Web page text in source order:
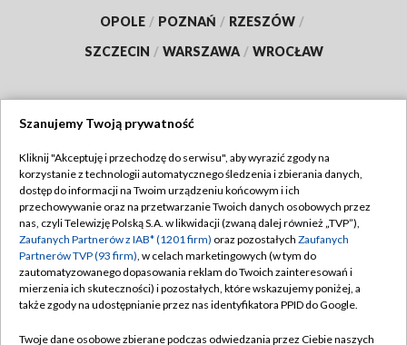
OPOLE / POZNAŃ / RZESZÓW /
SZCZECIN / WARSZAWA / WROCŁAW
TVP
Abonament TVP
Emisja w TVP
Centrum informacji TVP
Naziemna Telewizja Cyfrowa
Regulamin TVP
Polityka prywatności
Moje zgody
Pomoc
Szanujemy Twoją prywatność
Kliknij "Akceptuję i przechodzę do serwisu", aby wyrazić zgody na
korzystanie z technologii automatycznego śledzenia i zbierania danych,
dostęp do informacji na Twoim urządzeniu końcowym i ich
przechowywanie oraz na przetwarzanie Twoich danych osobowych przez
nas, czyli Telewizję Polską S.A. w likwidacji (zwaną dalej również „TVP”),
Zaufanych Partnerów z IAB* (1201 firm) oraz pozostałych Zaufanych
Partnerów TVP (93 firm), w celach marketingowych (w tym do
zautomatyzowanego dopasowania reklam do Twoich zainteresowań i
mierzenia ich skuteczności) i pozostałych, które wskazujemy poniżej, a
także zgody na udostępnianie przez nas identyfikatora PPID do Google.
Twoje dane osobowe zbierane podczas odwiedzania przez Ciebie naszych